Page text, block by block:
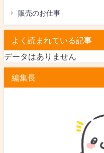
販売のお仕事
よく読まれている記事
データはありません
編集長